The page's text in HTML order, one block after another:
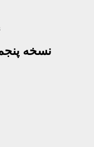
نسخه